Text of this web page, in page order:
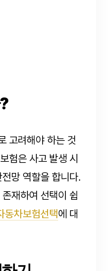
고려해야 하는 것
험은 사고 발생 시
망 역할을 합니다.
재하여 선택이 쉽
동차보험선택에 대